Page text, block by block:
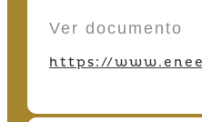
Ver documento
https://